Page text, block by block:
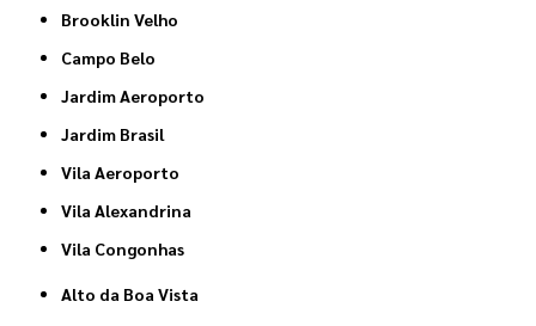
Brooklin Velho
Campo Belo
Jardim Aeroporto
Jardim Brasil
Vila Aeroporto
Vila Alexandrina
Vila Congonhas
Alto da Boa Vista